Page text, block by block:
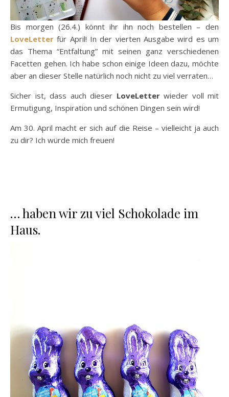
Bis morgen (26.4.) könnt ihr ihn noch bestellen – den
LoveLetter für April! In der vierten Ausgabe wird es um
das Thema “Entfaltung” mit seinen ganz verschiedenen
Facetten gehen. Ich habe schon einige Ideen dazu, möchte
aber an dieser Stelle natürlich noch nicht zu viel verraten…
Sicher ist, dass auch dieser LoveLetterwieder voll mit
Ermutigung, Inspiration und schönen Dingen sein wird!
Am 30. April macht er sich auf die Reise – vielleicht ja auch
zu dir? Ich würde mich freuen!
… haben wir zu viel Schokolade im
Haus.